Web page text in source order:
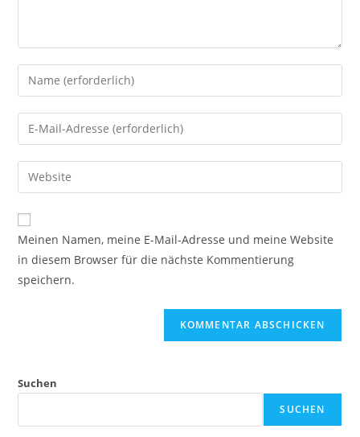
Meinen Namen, meine E-Mail-Adresse und meine Website
in diesem Browser für die nächste Kommentierung
speichern.
Suchen
SUCHEN